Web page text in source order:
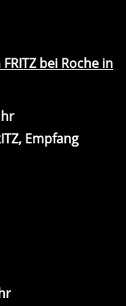
bei Roche in
Empfang